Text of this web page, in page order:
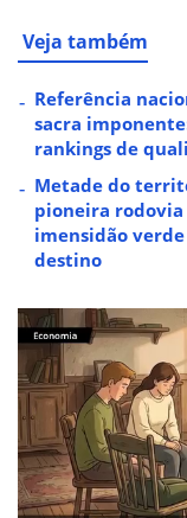
Veja também
Referência
sacra
rankings de
Metade do
pioneira rodovia
imensidão
destino